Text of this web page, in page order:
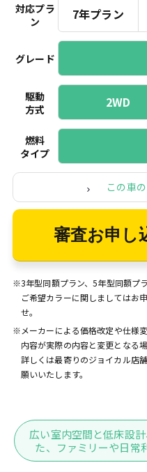
対応プラ
ン
7年プラン
グレード
駆動
方式
2WD
燃料
タイプ
この車
審査お申し
※3年型同額プラン、5年型同額プ
ご希望カラーに関しましてはお
せ。
※メーカーによる価格改定や仕様
内容が実際の内容と変更となる
詳しくは最寄りのジョイカル店
願いいたします。
広い室内空間と低床設
た、ファミリーや日常